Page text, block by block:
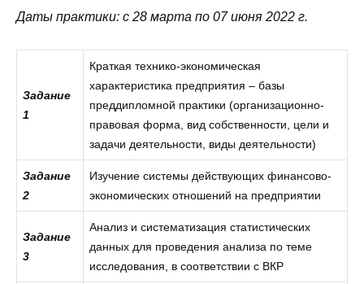
Даты практики: с 28 марта по 07 июня 2022 г.
Задание
1
Краткая технико-экономическая
характеристика предприятия – базы
преддипломной практики (организационно-
правовая форма, вид собственности, цели и
задачи деятельности, виды деятельности)
Задание
2
Изучение системы действующих финансово-
экономических отношений на предприятии
Задание
3
Анализ и систематизация статистических
данных для проведения анализа по теме
исследования, в соответствии с ВКР